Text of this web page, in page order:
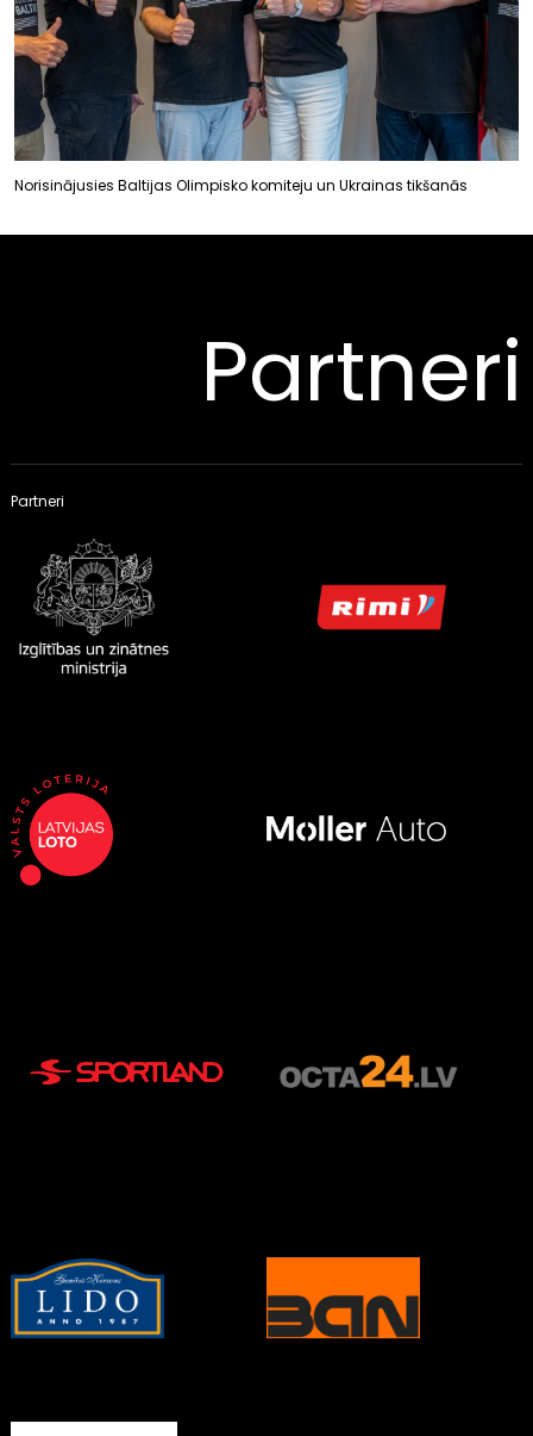
Norisinājusies Baltijas Olimpisko komiteju un Ukrainas tikšanās
Partneri
Partneri